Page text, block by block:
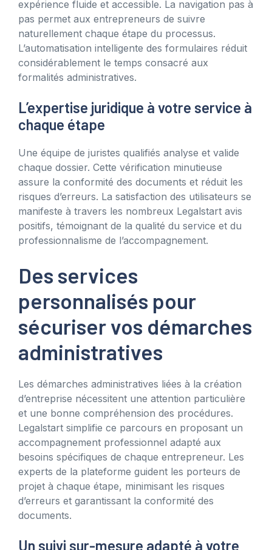
expérience fluide et accessible. La navigation pas à
pas permet aux entrepreneurs de suivre
naturellement chaque étape du processus.
L’automatisation intelligente des formulaires réduit
considérablement le temps consacré aux
formalités administratives.
L’expertise juridique à votre service à
chaque étape
Une équipe de juristes qualifiés analyse et valide
chaque dossier. Cette vérification minutieuse
assure la conformité des documents et réduit les
risques d’erreurs. La satisfaction des utilisateurs se
manifeste à travers les nombreux Legalstart avis
positifs, témoignant de la qualité du service et du
professionnalisme de l’accompagnement.
Des services
personnalisés pour
sécuriser vos démarches
administratives
Les démarches administratives liées à la création
d’entreprise nécessitent une attention particulière
et une bonne compréhension des procédures.
Legalstart simplifie ce parcours en proposant un
accompagnement professionnel adapté aux
besoins spécifiques de chaque entrepreneur. Les
experts de la plateforme guident les porteurs de
projet à chaque étape, minimisant les risques
d’erreurs et garantissant la conformité des
documents.
Un suivi sur-mesure adapté à votre